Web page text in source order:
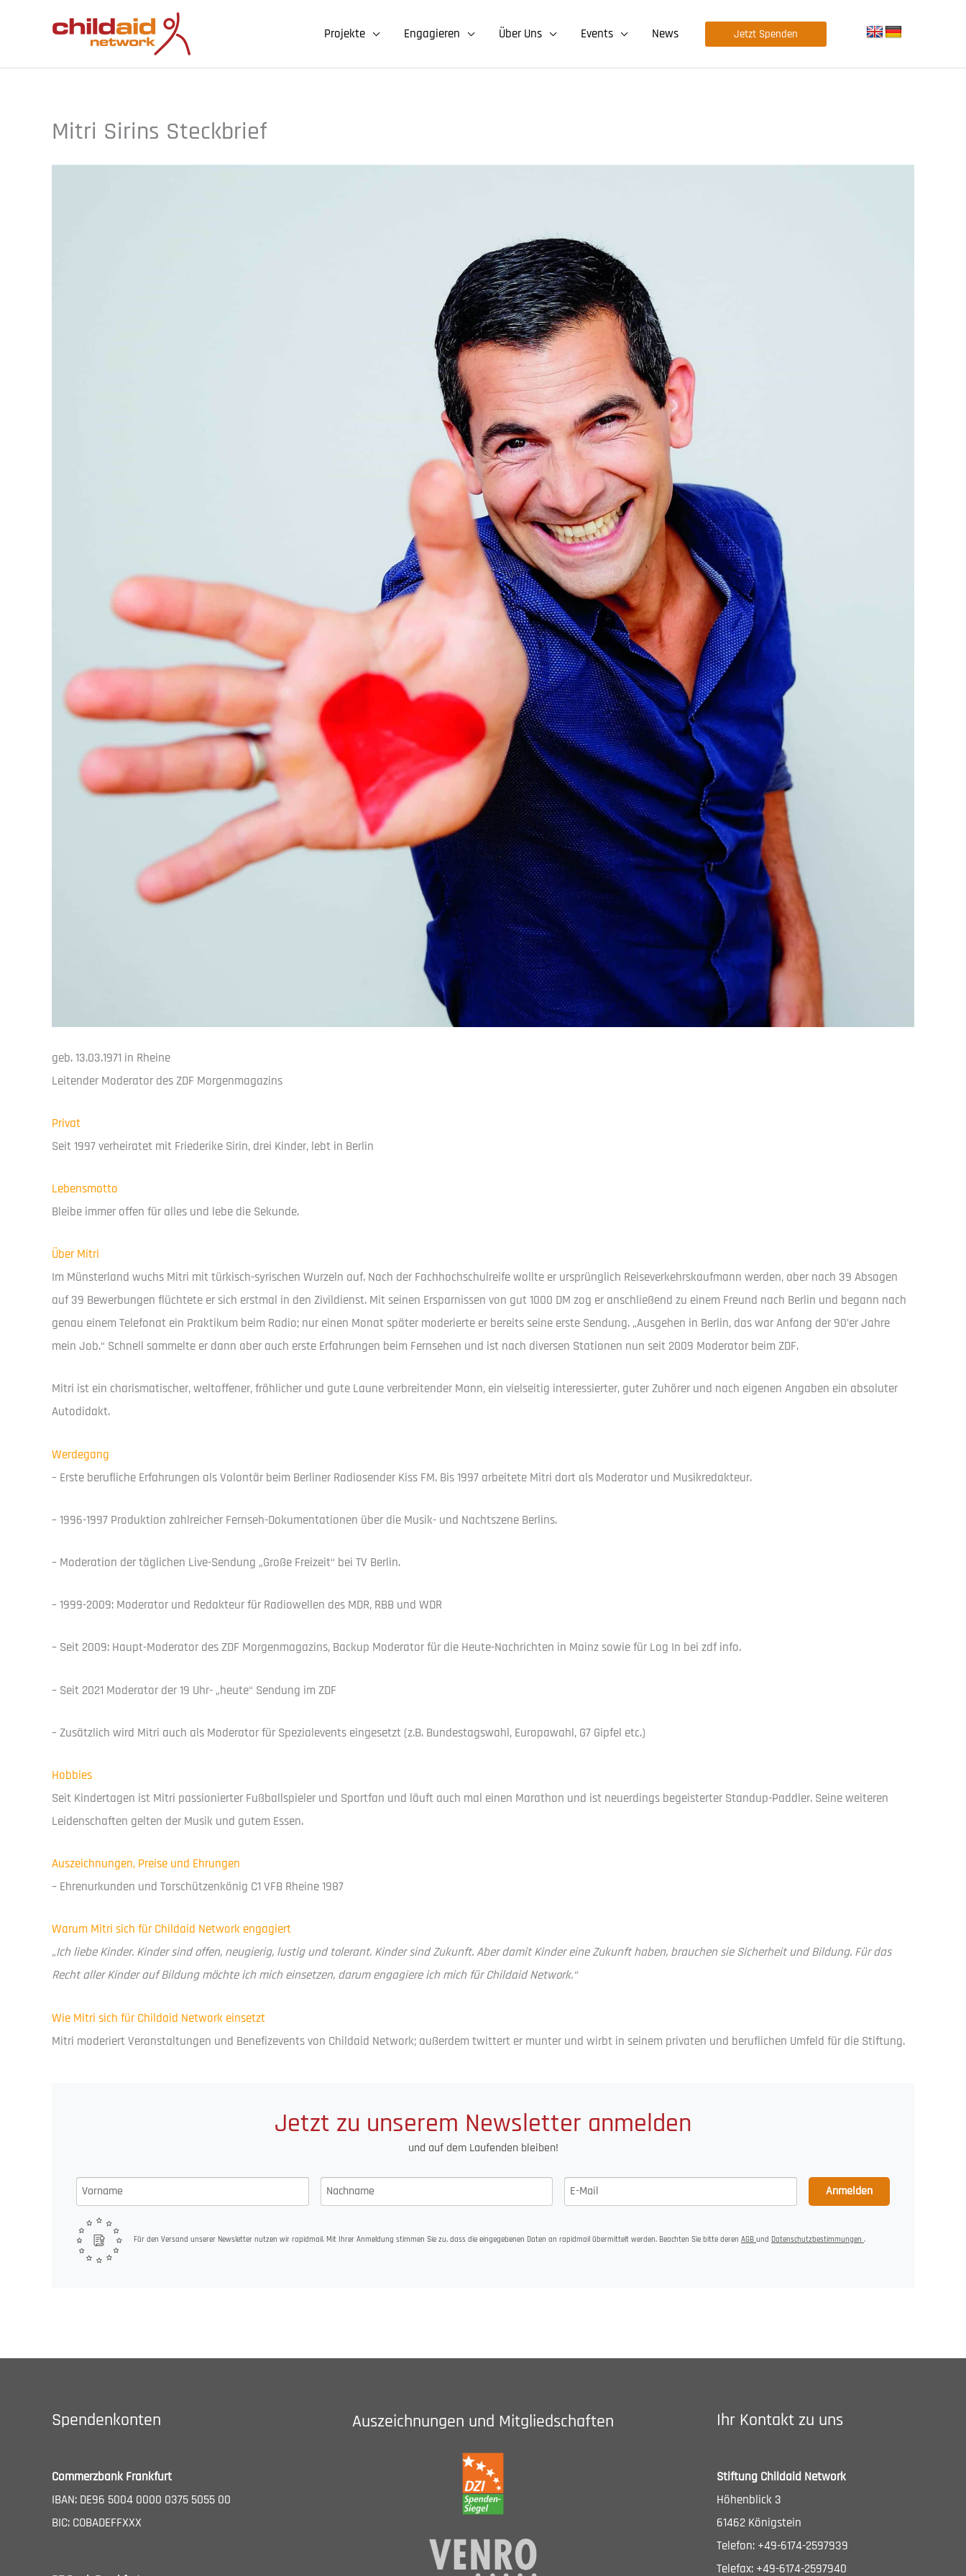
Projekte Engagieren Über Uns Events News Jetzt Spenden
Mitri Sirins Steckbrief
geb. 13.03.1971 in Rheine
Leitender Moderator des ZDF Morgenmagazins
Privat
Seit 1997 verheiratet mit Friederike Sirin, drei Kinder, lebt in Berlin
Lebensmotto
Bleibe immer offen für alles und lebe die Sekunde.
Über Mitri
Im Münsterland wuchs Mitri mit türkisch-syrischen Wurzeln auf. Nach der Fachhochschulreife wollte er ursprünglich Reiseverkehrskaufmann werden, aber nach 39 Absagen
auf 39 Bewerbungen flüchtete er sich erstmal in den Zivildienst. Mit seinen Ersparnissen von gut 1000 DM zog er anschließend zu einem Freund nach Berlin und begann nach
genau einem Telefonat ein Praktikum beim Radio; nur einen Monat später moderierte er bereits seine erste Sendung. „Ausgehen in Berlin, das war Anfang der 90’er Jahre
mein Job.“ Schnell sammelte er dann aber auch erste Erfahrungen beim Fernsehen und ist nach diversen Stationen nun seit 2009 Moderator beim ZDF.
Mitri ist ein charismatischer, weltoffener, fröhlicher und gute Laune verbreitender Mann, ein vielseitig interessierter, guter Zuhörer und nach eigenen Angaben ein absoluter
Autodidakt.
Werdegang
– Erste berufliche Erfahrungen als Volontär beim Berliner Radiosender Kiss FM. Bis 1997 arbeitete Mitri dort als Moderator und Musikredakteur.
– 1996-1997 Produktion zahlreicher Fernseh-Dokumentationen über die Musik- und Nachtszene Berlins.
– Moderation der täglichen Live-Sendung „Große Freizeit“ bei TV Berlin.
– 1999-2009: Moderator und Redakteur für Radiowellen des MDR, RBB und WDR
– Seit 2009: Haupt-Moderator des ZDF Morgenmagazins, Backup Moderator für die Heute-Nachrichten in Mainz sowie für Log In bei zdf info.
– Seit 2021 Moderator der 19 Uhr- „heute“ Sendung im ZDF
– Zusätzlich wird Mitri auch als Moderator für Spezialevents eingesetzt (z.B. Bundestagswahl, Europawahl, G7 Gipfel etc.)
Hobbies
Seit Kindertagen ist Mitri passionierter Fußballspieler und Sportfan und läuft auch mal einen Marathon und ist neuerdings begeisterter Standup-Paddler. Seine weiteren
Leidenschaften gelten der Musik und gutem Essen.
Auszeichnungen, Preise und Ehrungen
– Ehrenurkunden und Torschützenkönig C1 VFB Rheine 1987
Warum Mitri sich für Childaid Network engagiert
„Ich liebe Kinder. Kinder sind offen, neugierig, lustig und tolerant. Kinder sind Zukunft. Aber damit Kinder eine Zukunft haben, brauchen sie Sicherheit und Bildung. Für das
Recht aller Kinder auf Bildung möchte ich mich einsetzen, darum engagiere ich mich für Childaid Network.“
Wie Mitri sich für Childaid Network einsetzt
Mitri moderiert Veranstaltungen und Benefizevents von Childaid Network; außerdem twittert er munter und wirbt in seinem privaten und beruflichen Umfeld für die Stiftung.
Jetzt zu unserem Newsletter anmelden
und auf dem Laufenden bleiben!
Anmelden
Für den Versand unserer Newsletter nutzen wir rapidmail. Mit Ihrer Anmeldung stimmen Sie zu, dass die eingegebenen Daten an rapidmail übermittelt werden. Beachten Sie bitte deren AGB und Datenschutzbestimmungen .
Spendenkonten
Commerzbank Frankfurt
IBAN: DE96 5004 0000 0375 5055 00
BIC: COBADEFFXXX
Auszeichnungen und Mitgliedschaften Ihr Kontakt zu uns
Stiftung Childaid Network
Höhenblick 3
61462 Königstein
Telefon: +49-6174-2597939
Telefax: +49-6174-2597940